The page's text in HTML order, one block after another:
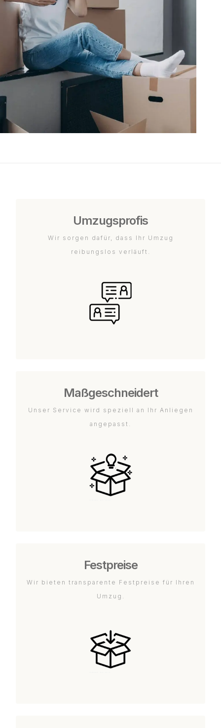
Umzugsprofis
Wir sorgen dafür, dass Ihr Umzug
reibungslos verläuft.
Maßgeschneidert
Unser Service wird speziell an Ihr Anliegen
angepasst.
Festpreise
Wir bieten transparente Festpreise für Ihren
Umzug.